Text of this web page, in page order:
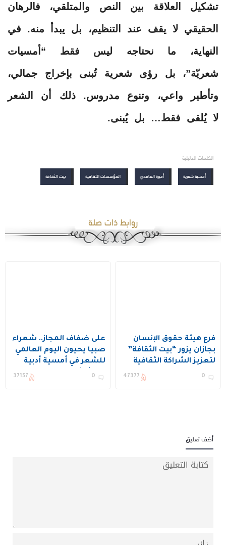
تشكيل العلاقة بين النص والمتلقي، فالرهان
الحقيقي لا يقف عند التنظيم، بل يبدأ منه. في
النهاية، ما نحتاجه ليس فقط “أمسيات
شعريّة”، بل رؤى شعرية تُبنى بإخراج جمالي،
وتأطير واعي، وتنوع مدروس. ذلك أن الشعر
لا يُلقى فقط… بل يُبنى.
الكلمات الدليلية
أمسية شعرية أميرة الغامدي المؤسسات الثقافية بيت الثقافة
روابط ذات صلة
فرع هيئة حقوق الإنسان
بجازان يزور “بيت الثقافة”
لتعزيز الشراكة الثقافية
والحقوقية
0
47377
على ضفاف المجاز.. شعراء
صبيا يحيون اليوم العالمي
للشعر في أمسية أدبية
استثنائية
0
37157
أضف تعليق